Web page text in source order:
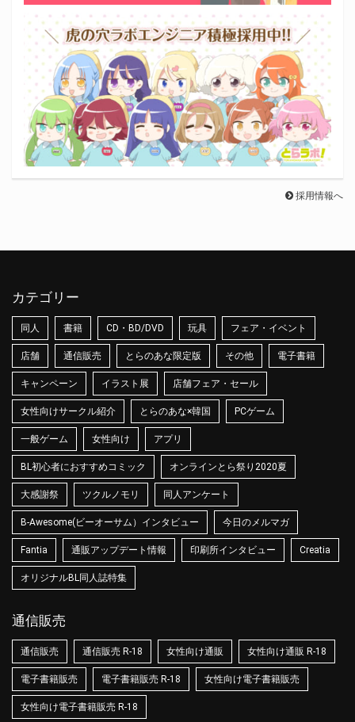
採用情報へ
カテゴリー
同人 書籍 CD・BD/DVD 玩具 フェア・イベント
店舗 通信販売 とらのあな限定版 その他 電子書籍
キャンペーン イラスト展 店舗フェア・セール
女性向けサークル紹介 とらのあな×韓国 PCゲーム
一般ゲーム 女性向け アプリ
BL初心者におすすめコミック オンラインとら祭り2020夏
大感謝祭 ツクルノモリ 同人アンケート
B-Awesome(ビーオーサム）インタビュー 今日のメルマガ
Fantia 通販アップデート情報 印刷所インタビュー Creatia
オリジナルBL同人誌特集
通信販売
通信販売 通信販売 R-18 女性向け通販 女性向け通販 R-18
電子書籍販売 電子書籍販売 R-18 女性向け電子書籍販売
女性向け電子書籍販売 R-18